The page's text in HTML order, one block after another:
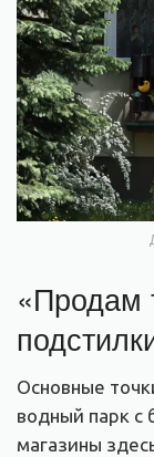
«Продам
Основные
водный парк с
магазины